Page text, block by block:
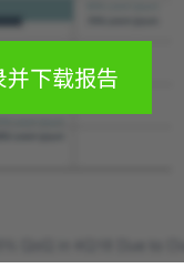
并下载报告